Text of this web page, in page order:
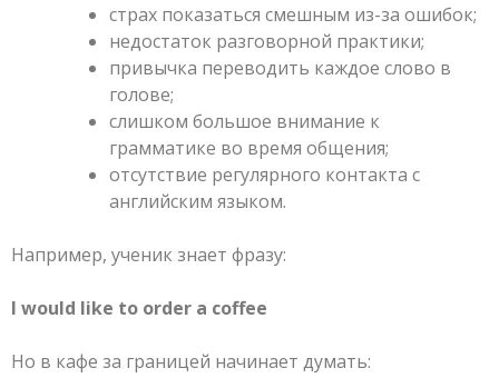
страх показаться смешным из-за ошибок;
недостаток разговорной практики;
привычка переводить каждое слово в
голове;
слишком большое внимание к
грамматике во время общения;
отсутствие регулярного контакта с
английским языком.
Например, ученик знает фразу:
I would like to order a coffee
Но в кафе за границей начинает думать: